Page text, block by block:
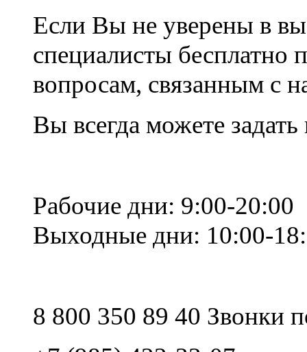
Если Вы не уверены в
специалисты
вопросам, связанным с
Вы всегда можете
Рабочие дни: 9:00-20:00
Выходные дни: 10:00-
8 800 350 89 40 Звонки